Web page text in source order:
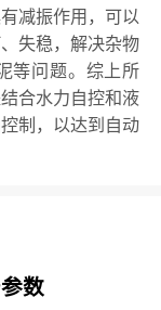
减振作用，可以
失稳，解决杂物
等问题。综上所
合水力自控和液
制，以达到自动
数